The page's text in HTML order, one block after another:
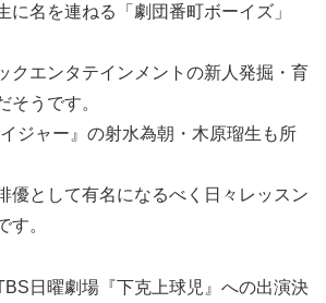
に名を連ねる「劇団番町ボーイズ」
クエンタテインメントの新人発掘・育
そうです。
ジャー』の射水為朝・木原瑠生も所
優として有名になるべく日々レッスン
す。
日曜劇場『下克上球児』への出演決